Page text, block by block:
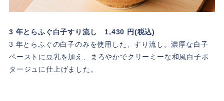
3 年とらふぐ白子すり流し 1,430 円(税込)
3 年とらふぐの白子のみを使用した、すり流し。濃厚な白子
ペーストに豆乳を加え、まろやかでクリーミーな和風白子ポ
タージュに仕上げました。